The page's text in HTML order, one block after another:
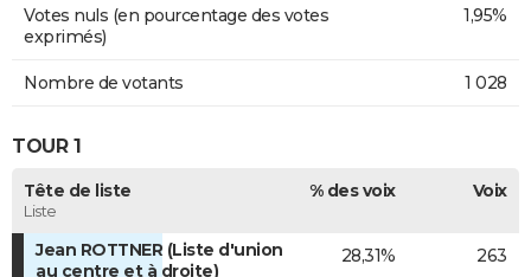
Votes nuls (en pourcentage des votes
exprimés)
1,95%
Nombre de votants 1 028
TOUR 1
Tête de liste
Liste
% des voix Voix
Jean ROTTNER (Liste d'union
au centre et à droite)
28,31% 263